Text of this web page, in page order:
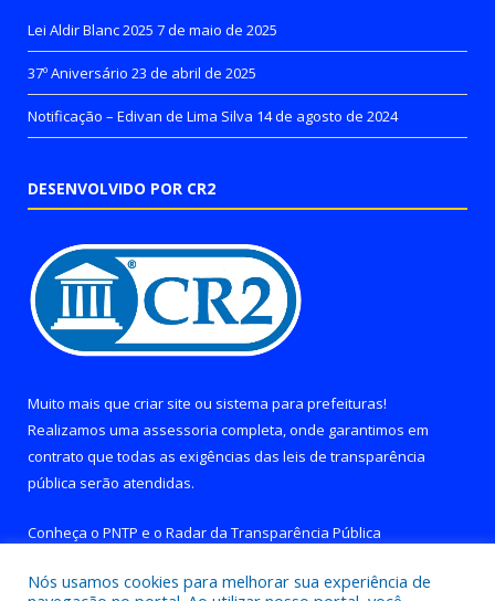
Lei Aldir Blanc 2025 7 de maio de 2025
37º Aniversário 23 de abril de 2025
Notificação – Edivan de Lima Silva 14 de agosto de 2024
DESENVOLVIDO POR CR2
Muito mais que criar site ou sistema para prefeituras!
Realizamos uma assessoria completa, onde garantimos em
contrato que todas as exigências das leis de transparência
pública serão atendidas.
Conheça o PNTP e o Radar da Transparência Pública
Nós usamos cookies para melhorar sua experiência de